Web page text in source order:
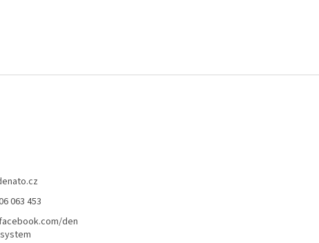
063 453
den